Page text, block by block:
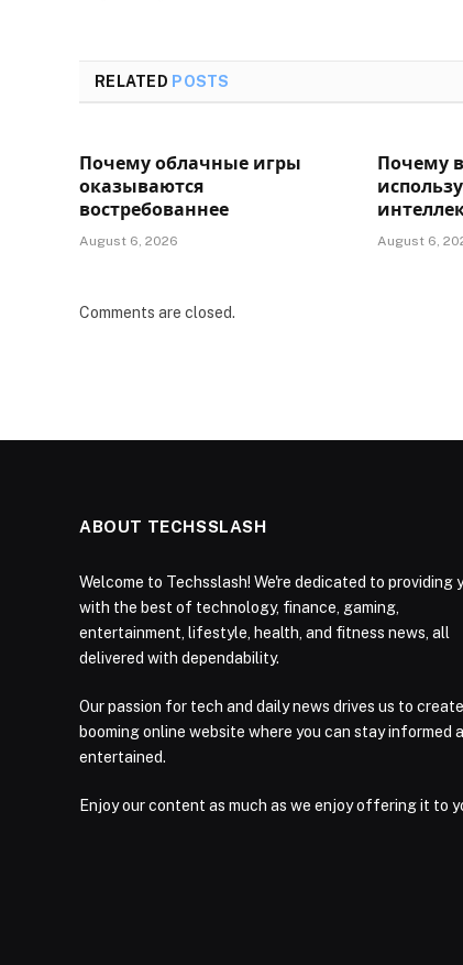
RELATED POSTS
Почему облачные игры
оказываются
востребованнее
August 6, 2026
Почему
August 6,
Comments are closed.
ABOUT TECHSSLASH
Welcome to Techsslash! We're dedicated to providing
with the best of technology, finance, gaming,
entertainment, lifestyle, health, and fitness news, all
delivered with dependability.
Our passion for tech and daily news drives us to
booming online website where you can stay informed
entertained.
Enjoy our content as much as we enjoy offering it to